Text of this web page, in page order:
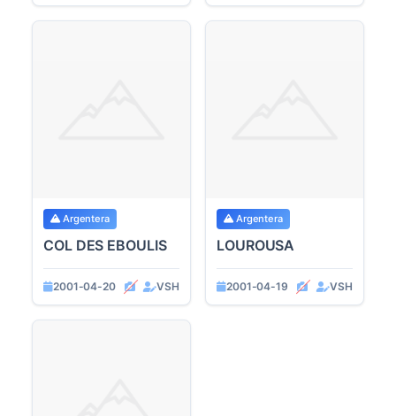
Argentera
COL DES EBOULIS
2001-04-20 VSH
Argentera
LOUROUSA
2001-04-19 VSH